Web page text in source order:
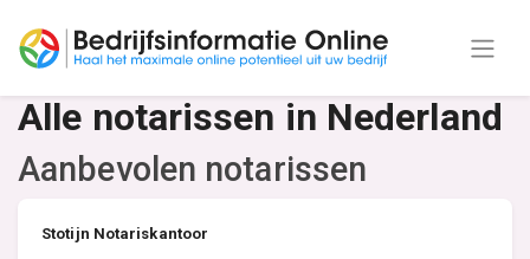
Alle notarissen in Nederland
Aanbevolen notarissen
Stotijn Notariskantoor